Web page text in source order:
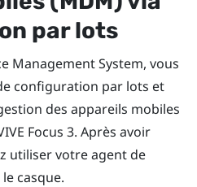
par lots
Management System, vous
configuration par lots et
des appareils mobiles
Focus 3. Après avoir
utiliser votre agent de
casque.